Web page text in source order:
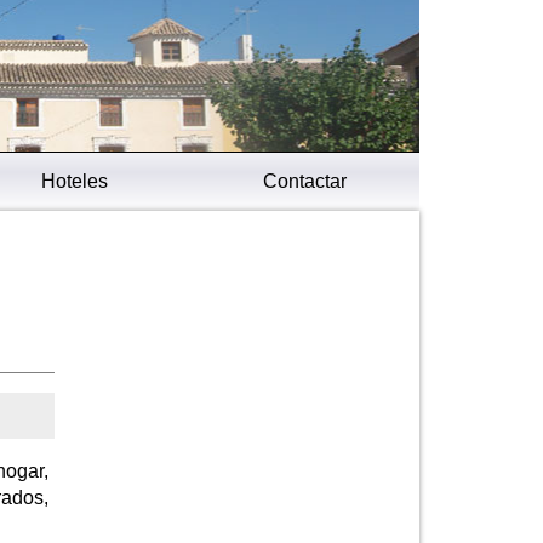
Hoteles Contactar